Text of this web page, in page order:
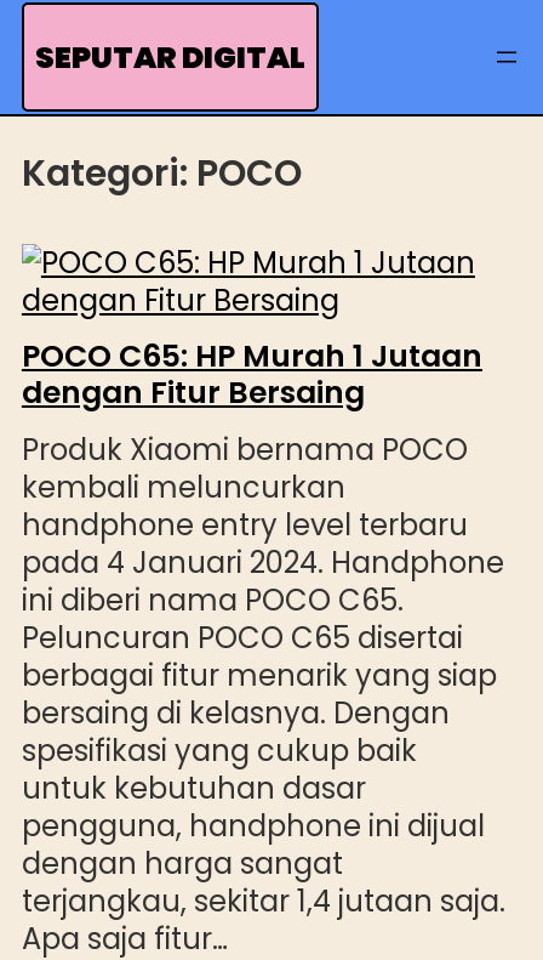
Skip
SEPUTAR DIGITAL
Kategori: POCO
POCO C65: HP Murah 1 Jutaan
dengan Fitur Bersaing
Produk Xiaomi bernama POCO
kembali meluncurkan
handphone entry level terbaru
pada 4 Januari 2024. Handphone
ini diberi nama POCO C65.
Peluncuran POCO C65 disertai
berbagai fitur menarik yang siap
bersaing di kelasnya. Dengan
spesifikasi yang cukup baik
untuk kebutuhan dasar
pengguna, handphone ini dijual
dengan harga sangat
terjangkau, sekitar 1,4 jutaan saja.
Apa saja fitur…